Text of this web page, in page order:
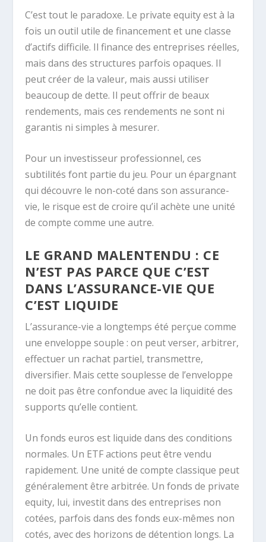
C’est tout le paradoxe. Le private equity est à la
fois un outil utile de financement et une classe
d’actifs difficile. Il finance des entreprises réelles,
mais dans des structures parfois opaques. Il
peut créer de la valeur, mais aussi utiliser
beaucoup de dette. Il peut offrir de beaux
rendements, mais ces rendements ne sont ni
garantis ni simples à mesurer.
Pour un investisseur professionnel, ces
subtilités font partie du jeu. Pour un épargnant
qui découvre le non-coté dans son assurance-
vie, le risque est de croire qu’il achète une unité
de compte comme une autre.
LE GRAND MALENTENDU : CE
N’EST PAS PARCE QUE C’EST
DANS L’ASSURANCE-VIE QUE
C’EST LIQUIDE
L’assurance-vie a longtemps été perçue comme
une enveloppe souple : on peut verser, arbitrer,
effectuer un rachat partiel, transmettre,
diversifier. Mais cette souplesse de l’enveloppe
ne doit pas être confondue avec la liquidité des
supports qu’elle contient.
Un fonds euros est liquide dans des conditions
normales. Un ETF actions peut être vendu
rapidement. Une unité de compte classique peut
généralement être arbitrée. Un fonds de private
equity, lui, investit dans des entreprises non
cotées, parfois dans des fonds eux-mêmes non
cotés, avec des horizons de détention longs. La